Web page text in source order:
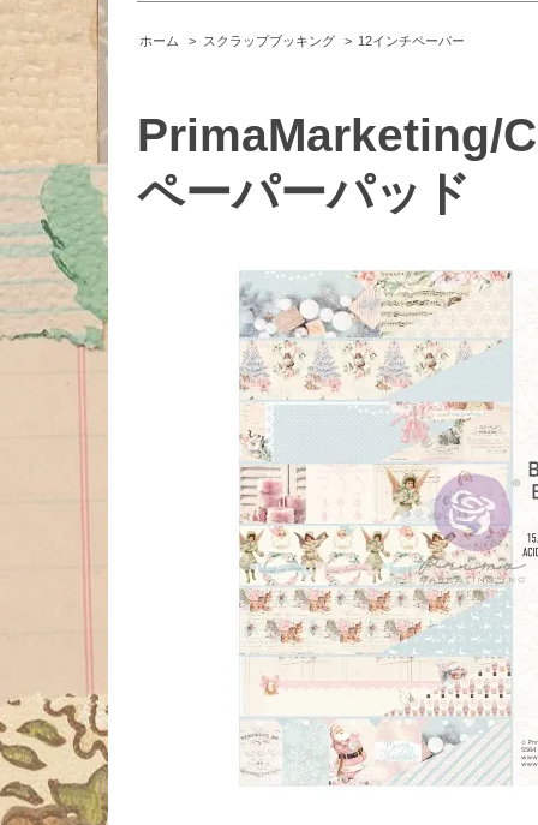
ホーム > スクラップブッキング > 12インチペーパー
PrimaMarketing/
ペーパーパッド